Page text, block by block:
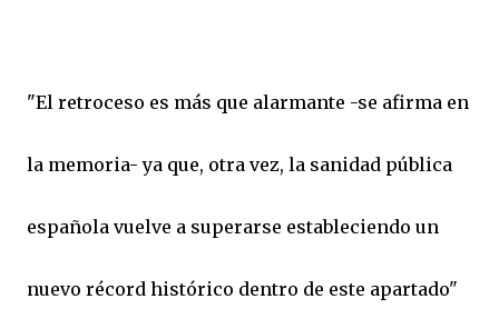
"El retroceso es más que alarmante -se afirma en
la memoria- ya que, otra vez, la sanidad pública
española vuelve a superarse estableciendo un
nuevo récord histórico dentro de este apartado"